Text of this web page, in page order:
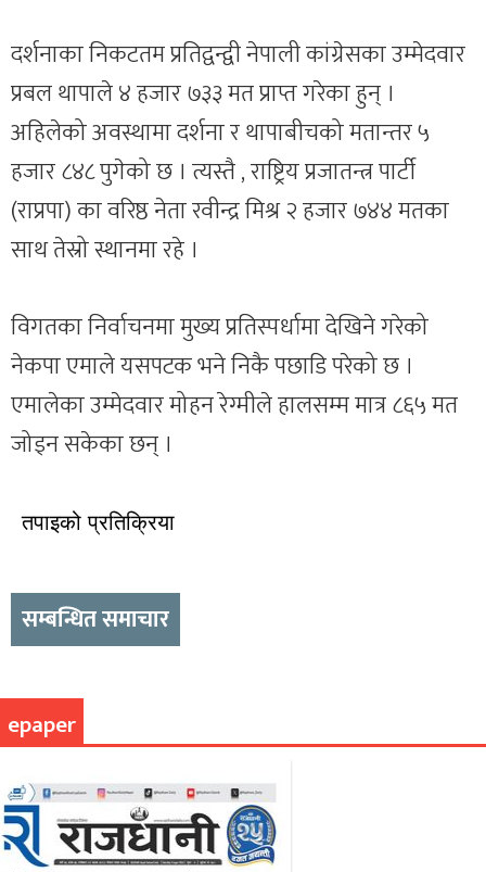
दर्शनाका निकटतम प्रतिद्वन्द्वी नेपाली कांग्रेसका उम्मेदवार
प्रबल थापाले ४ हजार ७३३ मत प्राप्त गरेका हुन् ।
अहिलेको अवस्थामा दर्शना र थापाबीचको मतान्तर ५
हजार ८४८ पुगेको छ । त्यस्तै , राष्ट्रिय प्रजातन्त्र पार्टी
(राप्रपा) का वरिष्ठ नेता रवीन्द्र मिश्र २ हजार ७४४ मतका
साथ तेस्रो स्थानमा रहे ।
विगतका निर्वाचनमा मुख्य प्रतिस्पर्धामा देखिने गरेको
नेकपा एमाले यसपटक भने निकै पछाडि परेको छ ।
एमालेका उम्मेदवार मोहन रेग्मीले हालसम्म मात्र ८६५ मत
जोड्न सकेका छन् ।
तपाइको प्रतिक्रिया
सम्बन्धित समाचार
epaper